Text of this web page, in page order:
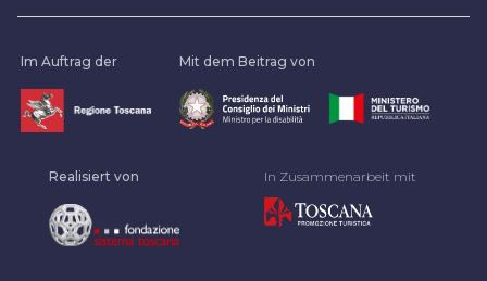
Im Auftrag der Mit dem Beitrag von
Realisiert von In Zusammenarbeit mit